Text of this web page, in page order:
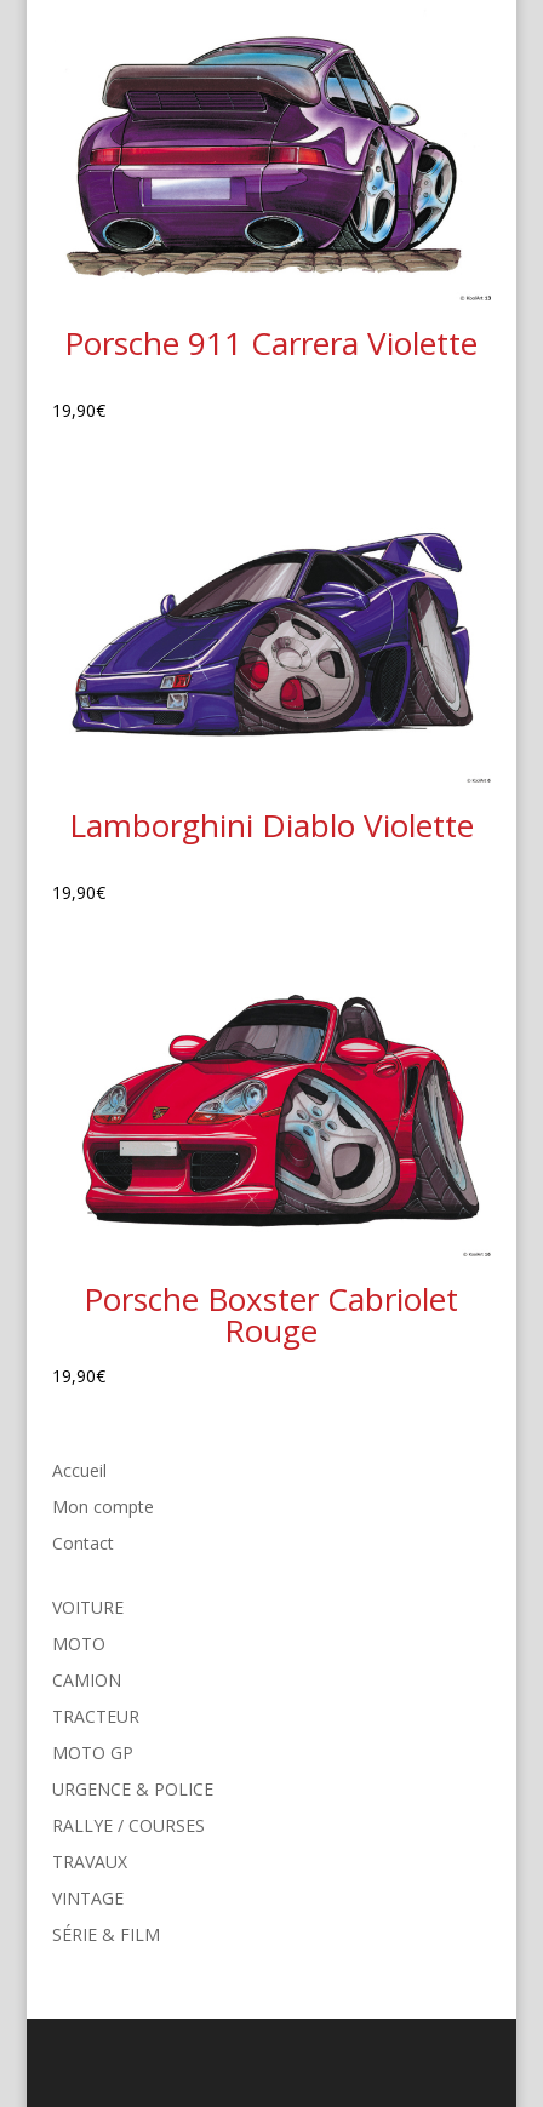
Porsche 911 Carrera Violette
19,90€
Lamborghini Diablo Violette
19,90€
Porsche Boxster Cabriolet
Rouge
19,90€
Accueil
Mon compte
Contact
VOITURE
MOTO
CAMION
TRACTEUR
MOTO GP
URGENCE & POLICE
RALLYE / COURSES
TRAVAUX
VINTAGE
SÉRIE & FILM